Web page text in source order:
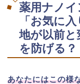
薬用ナノ
「お気に
地が以前と
を防げる？
あなたにはこの様